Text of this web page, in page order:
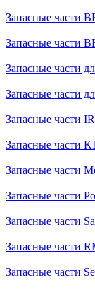
Запасные части
Запасные части
Запасные части
Запасные части
Запасные части
Запасные части
Запасные части
Запасные части
Запасные части
Запасные части
Запасные части